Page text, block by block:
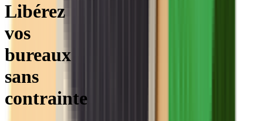
Libérez
vos
bureaux
sans
contrainte